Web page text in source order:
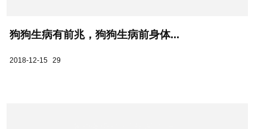
狗狗生病有前兆，狗狗生病前身体...
2018-12-15 29